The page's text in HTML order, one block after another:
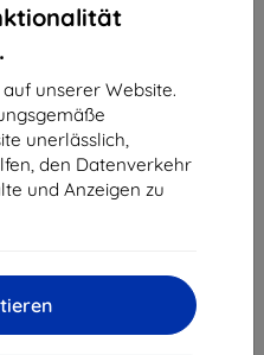
unserer Website.
unerlässlich,
den Datenverkehr
und Anzeigen zu
für Asus ROG
6